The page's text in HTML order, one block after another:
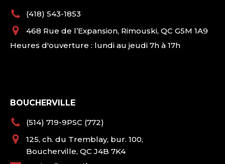
(418) 543-1853
468 Rue de l’Expansion, Rimouski, QC G5M 1A9
Heures d'ouverture : lundi au jeudi 7h à 17h
BOUCHERVILLE
(514) 719-9PSC (772)
125, ch. du Tremblay, bur. 100,
Boucherville, QC J4B 7K4